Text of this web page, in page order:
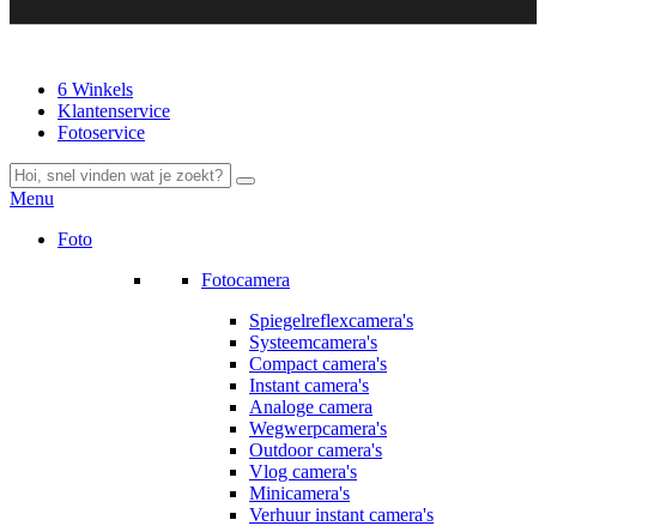
6 Winkels
Klantenservice
Fotoservice
Menu
Foto
Fotocamera
Spiegelreflexcamera's
Systeemcamera's
Compact camera's
Instant camera's
Analoge camera
Wegwerpcamera's
Outdoor camera's
Vlog camera's
Minicamera's
Verhuur instant camera's